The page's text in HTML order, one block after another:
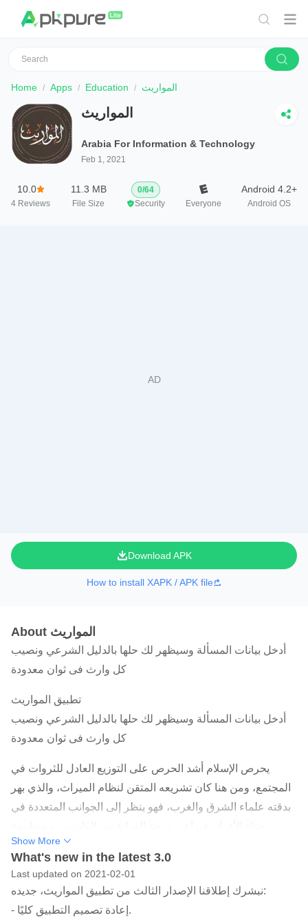
Home Apps Education المواريث
المواريث
Arabia For Information & Technology
Feb 1, 2021
10.0
4 Reviews
11.3 MB
File Size
0/64
Security
Everyone
Android 4.2+
Android OS
Download APK
How to install XAPK / APK file
About المواريث
أدخل بيانات المسألة وسيظهر لك حلها بالدليل الشرعي ونصيب
كل وارث فى ثوان معدودة
تطبيق المواريث
أدخل بيانات المسألة وسيظهر لك حلها بالدليل الشرعي ونصيب
كل وارث فى ثوان معدودة
يحرص الإسلام أشد الحرص على التوزيع العادل للثروات في
المجتمع، ومن هنا كان تشريعه المتقن لنظام الميراث، والذي بهر
بدقته علماء الشرق والغرب، فهو ينظر إلى الجوانب المتعددة في
التكاليف التشريعية الأخرى في الإسلام، وبالتالي فإن نظام
الميراث الإسلامي هو ركن مهم من أركان الاقتصاد في الإسلام ؛
ومن هنا فإن علم المواريث من أشرف العلوم وأنفعها، ولذا حثنا
النبي صلى الله عليه وسلم على تعلمه والتفقه فيه، حفاظا على
Show More
What's new in the latest 3.0
Last updated on 2021-02-01
نبشرك إطلاقنا الإصدار الثالث من تطبيق المواريث، جديده:
- إعادة تصميم التطبيق كليًا.